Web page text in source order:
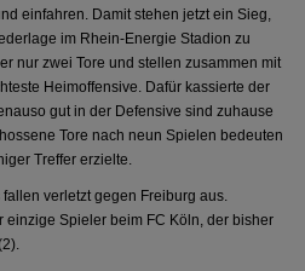
einfahren. Damit stehen jetzt ein Sieg,
im Rhein-Energie Stadion zu
nur zwei Tore und stellen zusammen mit
Heimoffensive. Dafür kassierte der
gut in der Defensive sind zuhause
Tore nach neun Spielen bedeuten
Treffer erzielte.
verletzt gegen Freiburg aus.
einzige Spieler beim FC Köln, der bisher